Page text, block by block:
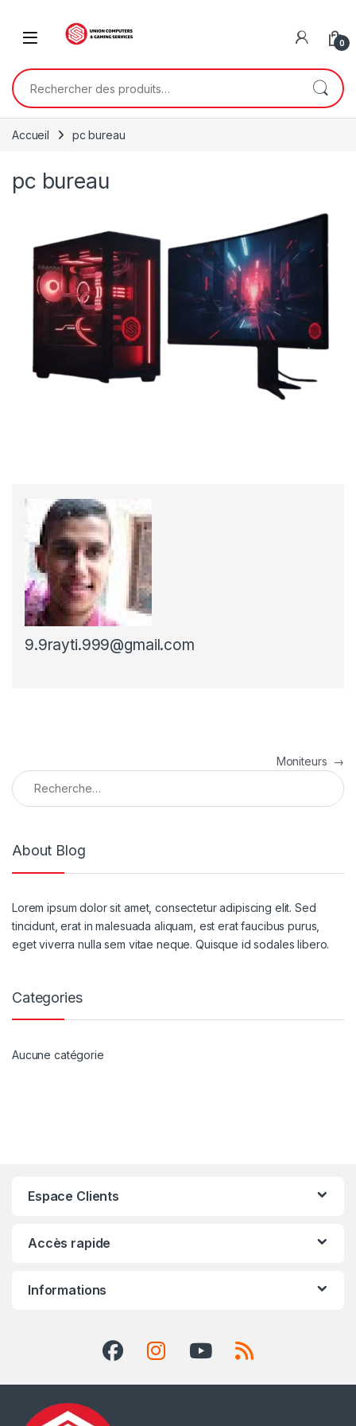
0
Rechercher :
Accueil pc bureau
pc bureau
9.9rayti.999@gmail.com
Moniteurs →
Rechercher :
About Blog
Lorem ipsum dolor sit amet, consectetur adipiscing elit. Sed
tincidunt, erat in malesuada aliquam, est erat faucibus purus,
eget viverra nulla sem vitae neque. Quisque id sodales libero.
Categories
Aucune catégorie
Espace Clients
Accès rapide
Informations